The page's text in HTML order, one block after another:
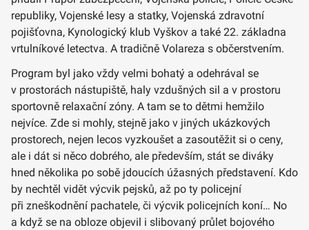
republiky, Vojenské lesy a statky, Vojenská zdravotní
pojišťovna, Kynologický klub Vyškov a také 22. základna
vrtulníkové letectva. A tradičně Volareza s občerstvením.
Program byl jako vždy velmi bohatý a odehrával se
v prostorách nástupiště, haly vzdušných sil a v prostoru
sportovně relaxační zóny. A tam se to dětmi hemžilo
nejvíce. Zde si mohly, stejně jako v jiných ukázkových
prostorech, nejen lecos vyzkoušet a zasoutěžit si o ceny,
ale i dát si něco dobrého, ale především, stát se diváky
hned několika po sobě jdoucích úžasných představení. Kdo
by nechtěl vidět výcvik pejsků, až po ty policejní
při zneškodnění pachatele, či výcvik policejních koní… No
a když se na obloze objevil i slibovaný průlet bojového